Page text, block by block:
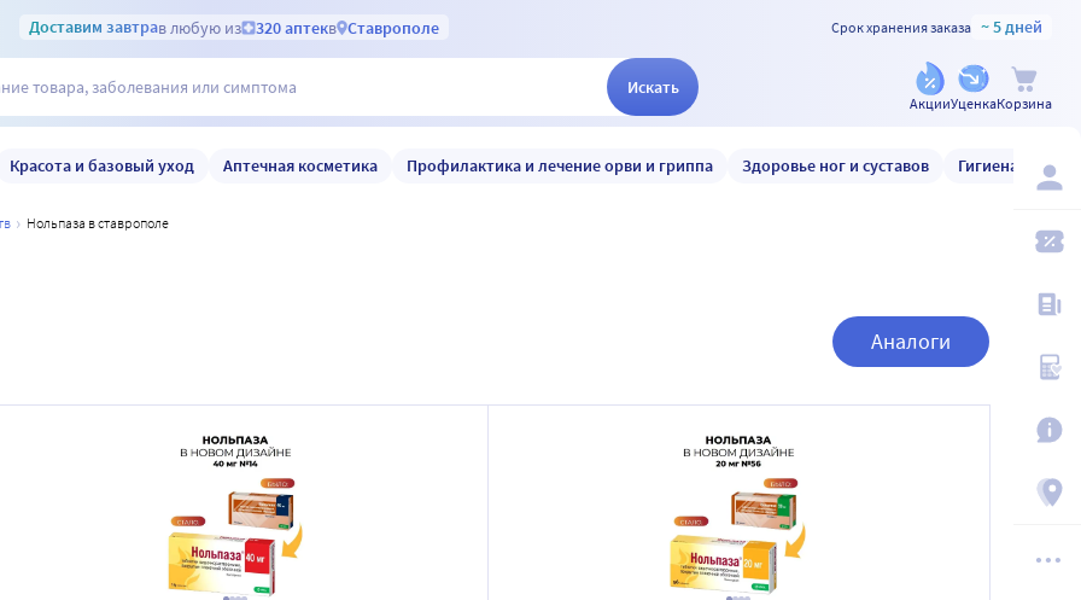
Доставим завтрав любую из 320 аптекв Ставрополе Срок хранения заказа ~ 5 дней
Искать
АкцииУценкаКорзина
Красота и базовый уход Аптечная косметика Профилактика и лечение орви и гриппа Здоровье ног и суставов Гигиена и уход
нольпаза в ставрополе
Аналоги